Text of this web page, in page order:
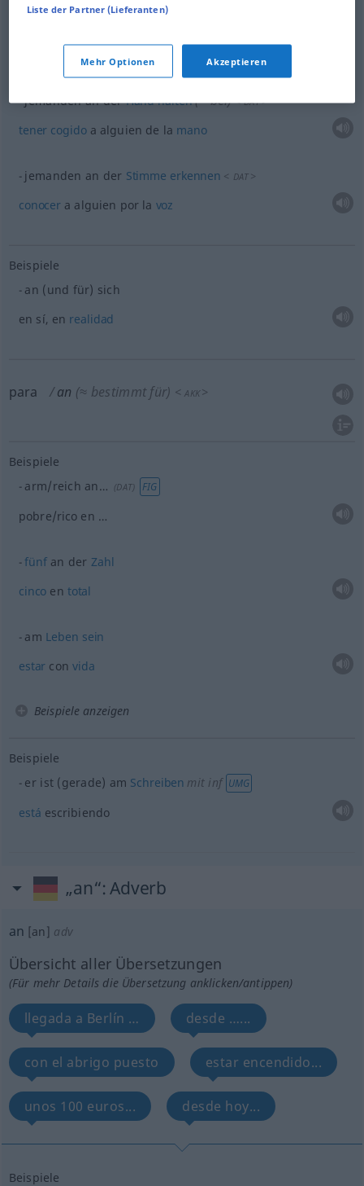
a orillas del Spree
jemanden an derHand halten(≈ bei)< DAT>
tener cogidoa alguien de la mano
jemanden an der Stimme erkennen < DAT >
conocera alguien por la voz
Beispiele
an (und für) sich
en sí, en realidad
para an (≈ bestimmt für) < AKK >
Beispiele
arm/reich an… (DAT) FIG
pobre/rico en …
fünfan derZahl
cinco en total
am Leben sein
estar con vida
Beispiele anzeigen
Beispiele
er ist (gerade) am Schreiben mit inf UMG
está escribiendo
„an“: Adverb
an [an] adv
Übersicht aller Übersetzungen
(Für mehr Details die Übersetzung anklicken/antippen)
llegada a Berlín … desde …...
con el abrigo puesto estar encendido...
unos 100 euros... desde hoy...
Beispiele
Liste der Partner (Lieferanten)
Mehr Optionen Akzeptieren